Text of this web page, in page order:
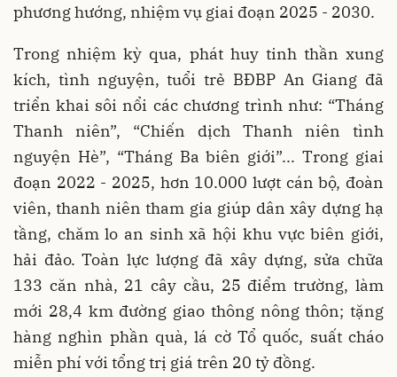
phương hướng, nhiệm vụ giai đoạn 2025 - 2030.
Trong nhiệm kỳ qua, phát huy tinh thần xung
kích, tình nguyện, tuổi trẻ BĐBP An Giang đã
triển khai sôi nổi các chương trình như: “Tháng
Thanh niên”, “Chiến dịch Thanh niên tình
nguyện Hè”, “Tháng Ba biên giới”... Trong giai
đoạn 2022 - 2025, hơn 10.000 lượt cán bộ, đoàn
viên, thanh niên tham gia giúp dân xây dựng hạ
tầng, chăm lo an sinh xã hội khu vực biên giới,
hải đảo. Toàn lực lượng đã xây dựng, sửa chữa
133 căn nhà, 21 cây cầu, 25 điểm trường, làm
mới 28,4 km đường giao thông nông thôn; tặng
hàng nghìn phần quà, lá cờ Tổ quốc, suất cháo
miễn phí với tổng trị giá trên 20 tỷ đồng.